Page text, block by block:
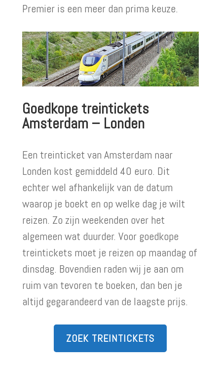
Premier is een meer dan prima keuze.
Goedkope treintickets
Amsterdam – Londen
Een treinticket van Amsterdam naar
Londen kost gemiddeld 40 euro. Dit
echter wel afhankelijk van de datum
waarop je boekt en op welke dag je wilt
reizen. Zo zijn weekenden over het
algemeen wat duurder. Voor goedkope
treintickets moet je reizen op maandag of
dinsdag. Bovendien raden wij je aan om
ruim van tevoren te boeken, dan ben je
altijd gegarandeerd van de laagste prijs.
ZOEK TREINTICKETS